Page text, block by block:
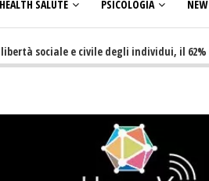
HEALTH SALUTE PSICOLOGIA
e civile degli individui, il 62% degli